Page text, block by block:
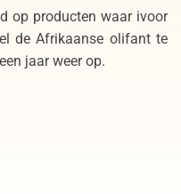
op producten waar ivoor
de Afrikaanse olifant te
jaar weer op.